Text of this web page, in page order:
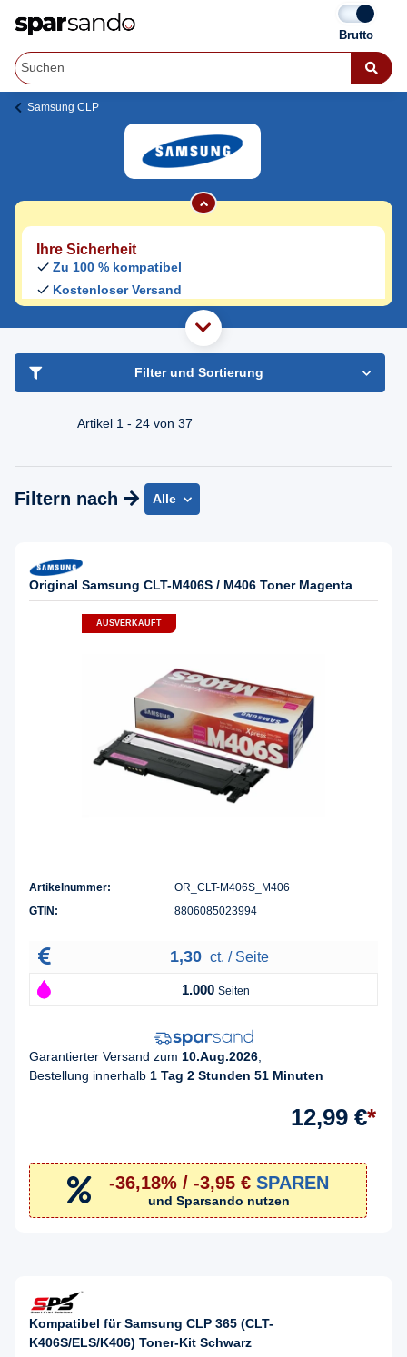
Samsung CLP
Samsung CLP-365 Toner
Jetzt originale & kompatible Samsung CLP-
günstig bei Sparsando kaufen.
Den Druckerhersteller und das Druckermodell auf Sparsando.de
auswählen und unkompliziert von zu Hause aus bestellen und
Ihre Sicherheit
Zu 100 % kompatibel
Kostenloser Versand
Freundlicher Support & Beratung
+49 30 2354 3969
Filter und Sortierung
Artikel 1 - 24 von 37
Filtern nach Alle
Original Samsung CLT-M406S / M406 Toner Magenta
AUSVERKAUFT
Artikelnummer:
OR_CLT-M406S_M406
GTIN:
8806085023994
1,30 ct. / Seite
1.000 Seiten
Garantierter Versand zum 10.Aug.2026
Bestellung innerhalb 1 Tag 2 Stunden 51 Minuten
12,99 €*
-36,18% / -3,95 € SPAREN
und Sparsando nutzen
Kompatibel für Samsung CLP 365 (CLT-
K406S/ELS/K406) Toner-Kit Schwarz